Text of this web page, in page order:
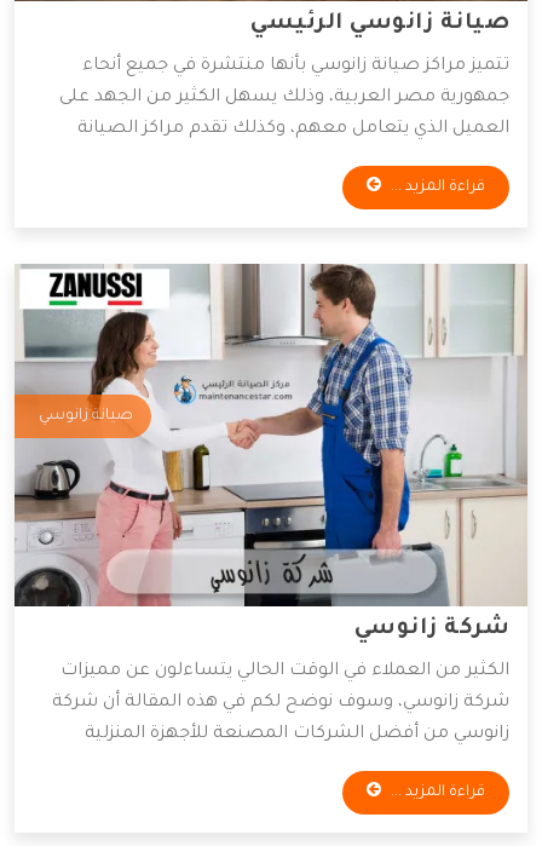
صيانة زانوسي الرئيسي
تتميز مراكز صيانة زانوسي بأنها منتشرة في جميع أنحاء
جمهورية مصر العربية، وذلك يسهل الكثير من الجهد على
العميل الذي يتعامل معهم، وكذلك تقدم مراكز الصيانة
قطع غيار أصلية وخدمات صيانة بأقل الأسعار الممكنة،
ولذلك يفضل التعامل معها الكثير من العملاء، وسوف
قراءة المزيد ...
صيانة زانوسي
شركة زانوسي
الكثير من العملاء في الوقت الحالي يتساءلون عن مميزات
شركة زانوسي، وسوف نوضح لكم في هذه المقالة أن شركة
زانوسي من أفضل الشركات المصنعة للأجهزة المنزلية
بشكل عام على مستوى العالم، وأكثر ما يميز هذه الشركة
العريقة أنها تستخدم أحدث الخامات والمعدات لصيانة
قراءة المزيد ...